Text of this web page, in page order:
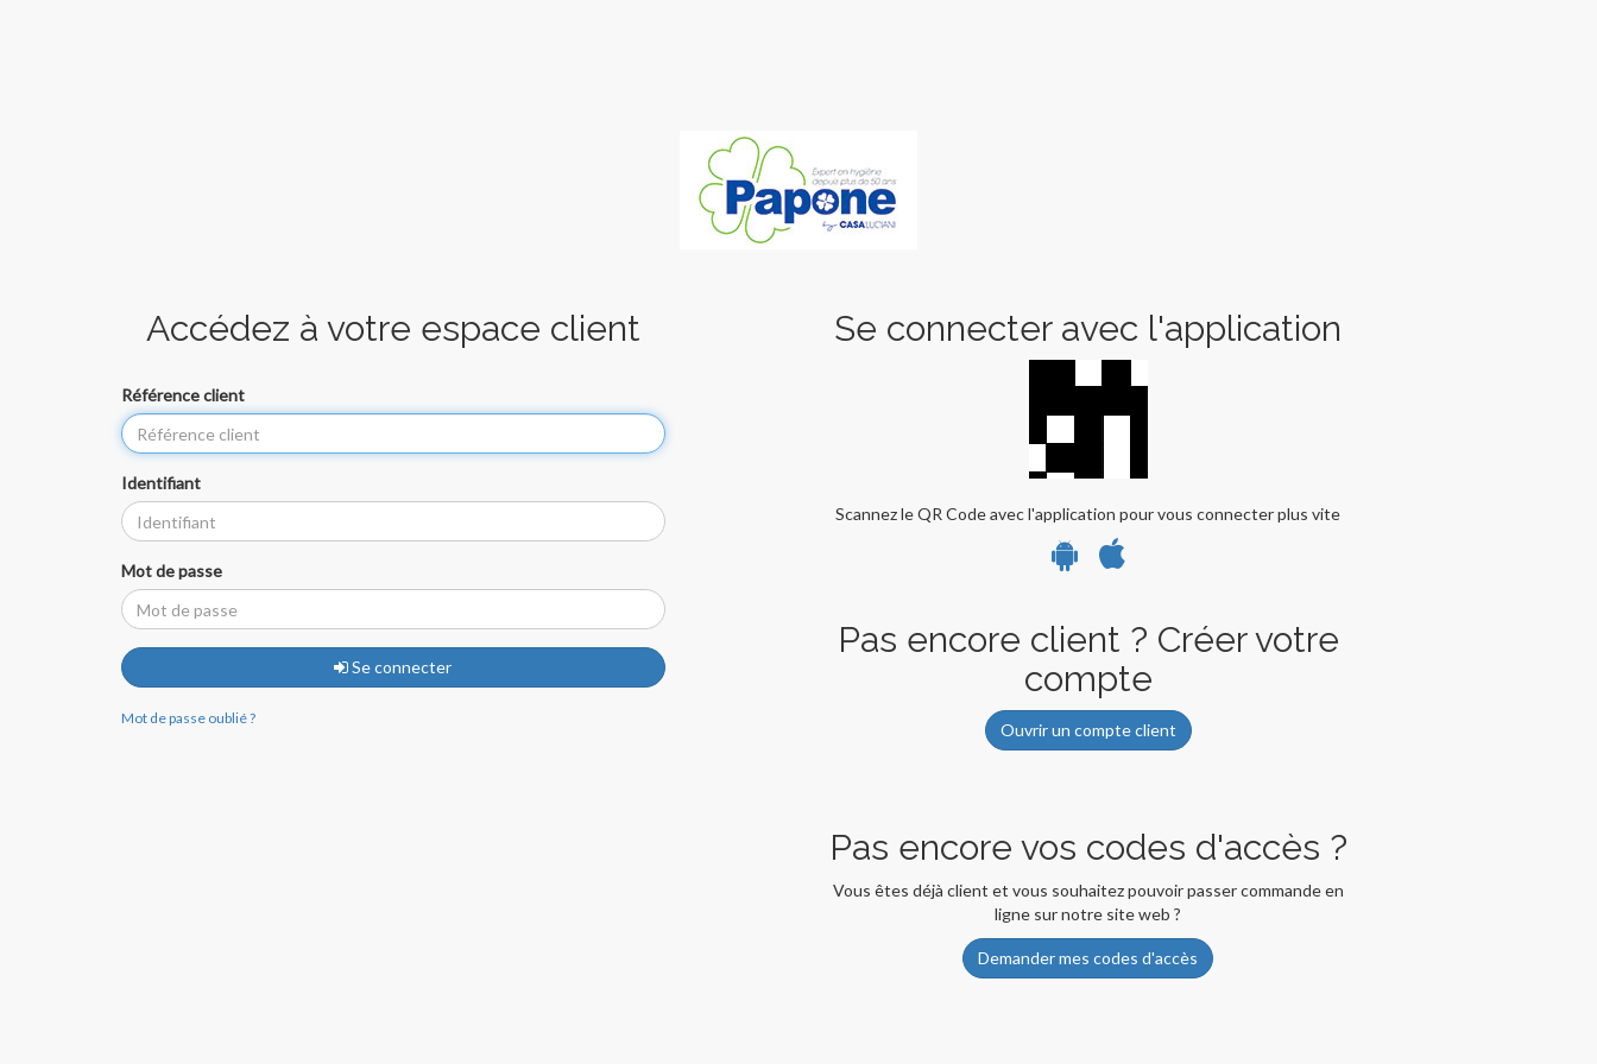
Accédez à votre espace client
Référence client
Identifiant
Mot de passe
Se connecter
Mot de passe oublié ?
Se connecter avec l'application
Scannez le QR Code avec l'application pour vous connecter plus vite
Pas encore client ? Créer votre
compte
Ouvrir un compte client
Pas encore vos codes d'accès ?
Vous êtes déjà client et vous souhaitez pouvoir passer commande en
ligne sur notre site web ?
Demander mes codes d'accès